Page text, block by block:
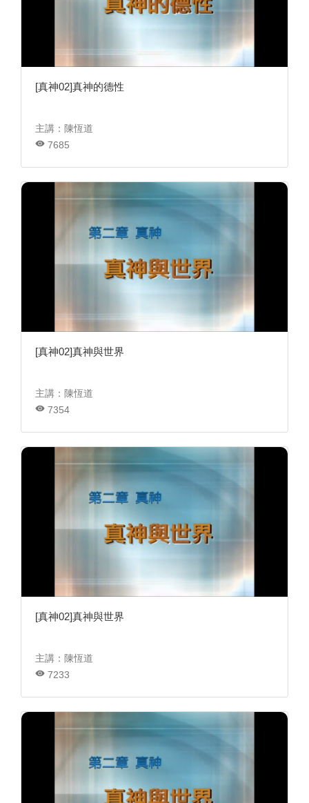
[真神02]真神的德性
主講：陳恆道
7685
[真神02]真神與世界
主講：陳恆道
7354
[真神02]真神與世界
主講：陳恆道
7233